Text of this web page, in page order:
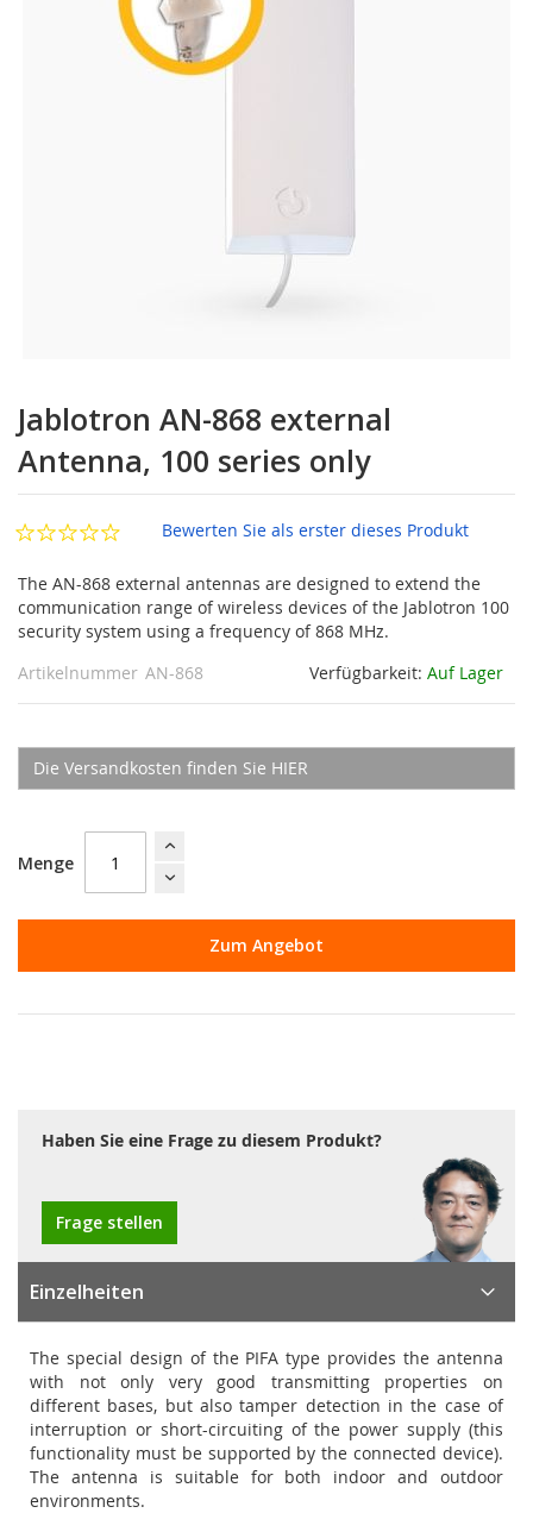
Anfang
der
Bildgalerie
springen
Jablotron AN-868 external
Antenna, 100 series only
Bewerten Sie als erster dieses Produkt
The AN-868 external antennas are designed to extend the
communication range of wireless devices of the Jablotron 100
security system using a frequency of 868 MHz.
Verfügbarkeit: Auf Lager
Artikelnummer AN-868
Die Versandkosten finden Sie HIER
Menge
Zum Angebot
Haben Sie eine Frage zu diesem Produkt?
Frage stellen
Einzelheiten
The special design of the PIFA type provides the antenna
with not only very good transmitting properties on
different bases, but also tamper detection in the case of
interruption or short-circuiting of the power supply (this
functionality must be supported by the connected device).
The antenna is suitable for both indoor and outdoor
environments.